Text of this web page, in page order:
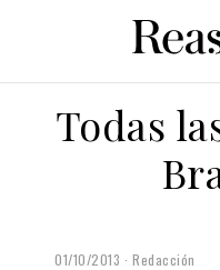
Todas
01/10/2013 Redacción